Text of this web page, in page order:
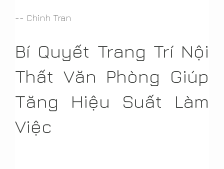
-- Chinh Tran
Bí Quyết Trang Trí Nội
Thất Văn Phòng Giúp
Tăng Hiệu Suất Làm
Việc